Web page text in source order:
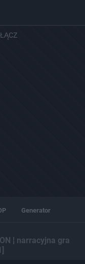
Generator
¦ narracyjna gra